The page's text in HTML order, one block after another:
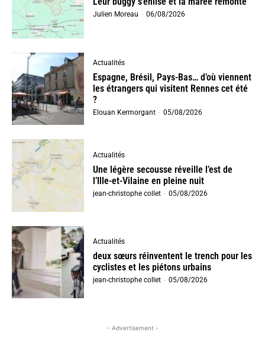
Julien Moreau - 06/08/2026
Actualités
Espagne, Brésil, Pays-Bas… d’où viennent
les étrangers qui visitent Rennes cet été
?
Elouan Kermorgant - 05/08/2026
Actualités
Une légère secousse réveille l’est de
l’Ille-et-Vilaine en pleine nuit
jean-christophe collet - 05/08/2026
Actualités
deux sœurs réinventent le trench pour les
cyclistes et les piétons urbains
jean-christophe collet - 05/08/2026
- Advertisement -